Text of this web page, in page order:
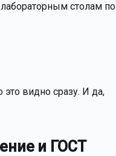
столам по
это видно сразу. И да,
и ГОСТ